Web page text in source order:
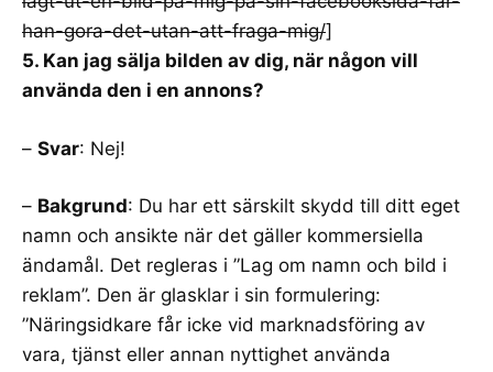
han-gora-det-utan-att-fraga-mig/]
5. Kan jag sälja bilden av dig, när någon vill
använda den i en annons?
– Svar: Nej!
– Bakgrund: Du har ett särskilt skydd till ditt eget
namn och ansikte när det gäller kommersiella
ändamål. Det regleras i ”Lag om namn och bild i
reklam”. Den är glasklar i sin formulering:
”Näringsidkare får icke vid marknadsföring av
vara, tjänst eller annan nyttighet använda